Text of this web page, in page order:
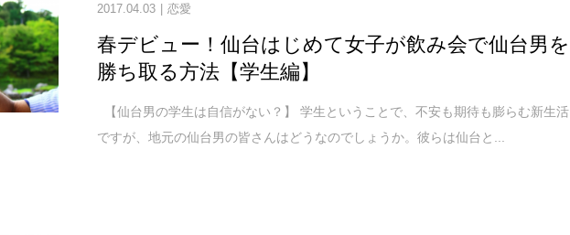
2017.04.03 恋愛
春デビュー！仙台はじめて女子が飲み会で仙台男を
勝ち取る方法【学生編】
【仙台男の学生は自信がない？】 学生ということで、不安も期待も膨らむ新生活
ですが、地元の仙台男の皆さんはどうなのでしょうか。彼らは仙台と...